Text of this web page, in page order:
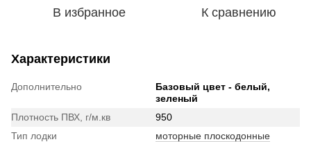
В избранное К сравнению
Характеристики
Дополнительно
Базовый цвет - белый,
зеленый
Плотность ПВХ, г/м.кв
950
Тип лодки
моторные плоскодонные